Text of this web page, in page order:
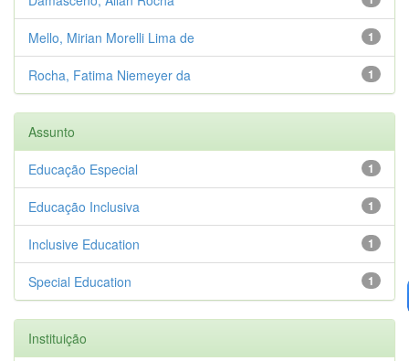
1
Mello, Mirian Morelli Lima de
1
Rocha, Fatima Niemeyer da
Assunto
1
Educação Especial
1
Educação Inclusiva
1
Inclusive Education
1
Special Education
Instituição